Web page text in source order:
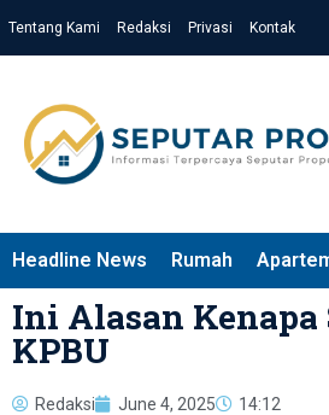
Tentang Kami Redaksi Privasi Kontak
Headline News Rumah
Ini Alasan
KPBU
Redaksi June 4, 2025 14:12